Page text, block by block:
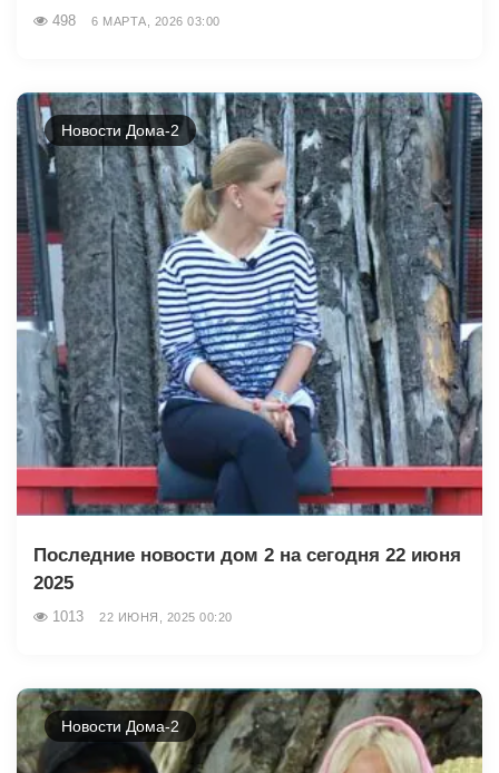
498 6 МАРТА, 2026 03:00
Новости Дома-2
Последние новости дом 2 на сегодня 22 июня
2025
1013 22 ИЮНЯ, 2025 00:20
Новости Дома-2